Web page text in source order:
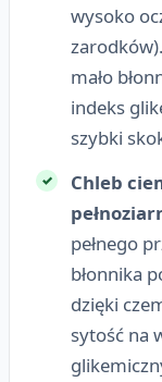
wysoko
mało
indeks
szybki
Chleb
pełnego
błonnika
dzięki
sytość na